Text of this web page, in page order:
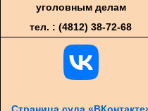
уголовным делам
тел. : (4812) 38-72-68